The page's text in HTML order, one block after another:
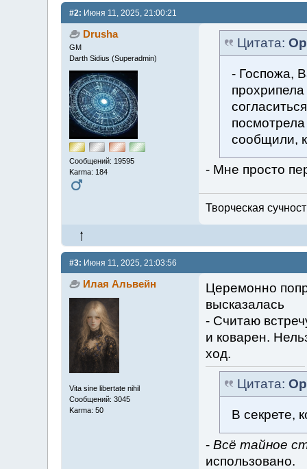
#2: Июня 11, 2025, 21:00:21
Drusha
GM
Darth Sidius (Superadmin)
Сообщений: 19595
Karma: 184
Цитата:
- Госпожа,
сообщили,
- Мне просто
Творческая
#3: Июня 11, 2025, 21:03:56
Илая Альвейн
Vita sine libertate nihil
Сообщений: 3045
Karma: 50
Церемонно
высказалась
- Считаю
и коварен.
ход.
Цитата:
В секрете,
- Всё тайное
использовано.